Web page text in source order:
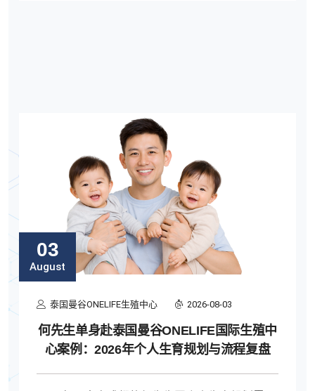
03
August
泰国曼谷ONELIFE生殖中心 2026-08-03
何先生单身赴泰国曼谷ONELIFE国际生殖中
心案例：2026年个人生育规划与流程复盘